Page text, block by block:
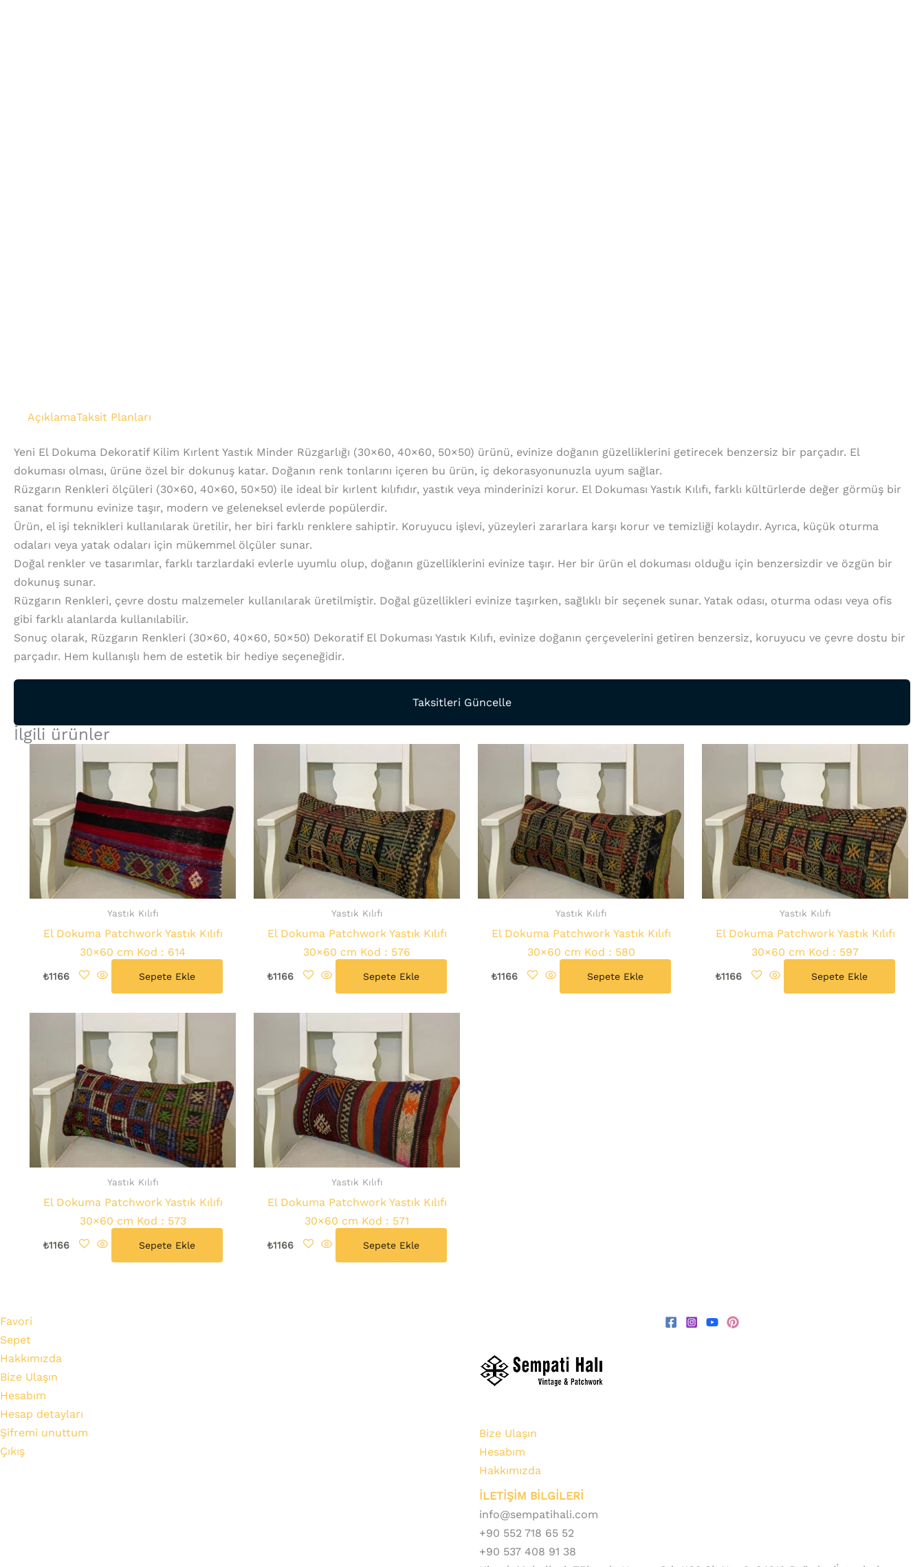
AçıklamaTaksit Planları
Yeni El Dokuma Dekoratif Kilim Kırlent Yastık Minder Rüzgarlığı (30×60, 40×60, 50×50) ürünü, evinize doğanın güzelliklerini getirecek benzersiz bir parçadır. El
dokuması olması, ürüne özel bir dokunuş katar. Doğanın renk tonlarını içeren bu ürün, iç dekorasyonunuzla uyum sağlar.
Rüzgarın Renkleri ölçüleri (30×60, 40×60, 50×50) ile ideal bir kırlent kılıfıdır, yastık veya minderinizi korur. El Dokuması Yastık Kılıfı, farklı kültürlerde değer görmüş bir
sanat formunu evinize taşır, modern ve geleneksel evlerde popülerdir.
Ürün, el işi teknikleri kullanılarak üretilir, her biri farklı renklere sahiptir. Koruyucu işlevi, yüzeyleri zararlara karşı korur ve temizliği kolaydır. Ayrıca, küçük oturma
odaları veya yatak odaları için mükemmel ölçüler sunar.
Doğal renkler ve tasarımlar, farklı tarzlardaki evlerle uyumlu olup, doğanın güzelliklerini evinize taşır. Her bir ürün el dokuması olduğu için benzersizdir ve özgün bir
dokunuş sunar.
Rüzgarın Renkleri, çevre dostu malzemeler kullanılarak üretilmiştir. Doğal güzellikleri evinize taşırken, sağlıklı bir seçenek sunar. Yatak odası, oturma odası veya ofis
gibi farklı alanlarda kullanılabilir.
Sonuç olarak, Rüzgarın Renkleri (30×60, 40×60, 50×50) Dekoratif El Dokuması Yastık Kılıfı, evinize doğanın çerçevelerini getiren benzersiz, koruyucu ve çevre dostu bir
parçadır. Hem kullanışlı hem de estetik bir hediye seçeneğidir.
Taksitleri Güncelle
İlgili ürünler
Yastık Kılıfı
El Dokuma Patchwork Yastık Kılıfı
30×60 cm Kod : 614
₺1166 Sepete Ekle
Yastık Kılıfı
El Dokuma Patchwork Yastık Kılıfı
30×60 cm Kod : 576
₺1166 Sepete Ekle
Yastık Kılıfı
El Dokuma Patchwork Yastık Kılıfı
30×60 cm Kod : 580
₺1166 Sepete Ekle
Yastık Kılıfı
El Dokuma Patchwork Yastık Kılıfı
30×60 cm Kod : 597
₺1166 Sepete Ekle
Yastık Kılıfı
El Dokuma Patchwork Yastık Kılıfı
30×60 cm Kod : 573
₺1166 Sepete Ekle
Yastık Kılıfı
El Dokuma Patchwork Yastık Kılıfı
30×60 cm Kod : 571
₺1166 Sepete Ekle
Favori
Sepet
Hakkımızda
Bize Ulaşın
Hesabım
Hesap detayları
Şifremi unuttum
Çıkış
Bize Ulaşın
Hesabım
Hakkımızda
İLETİŞİM BİLGİLERİ
info@sempatihali.com
+90 552 718 65 52
+90 537 408 91 38